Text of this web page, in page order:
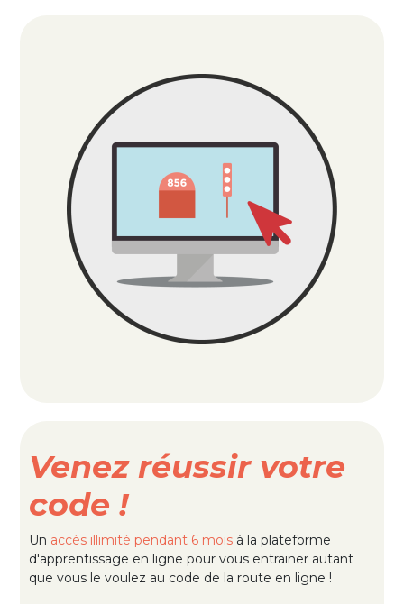
Venez réussir votre
code !
Un accès illimité pendant 6 mois à la plateforme
d'apprentissage en ligne pour vous entrainer autant
que vous le voulez au code de la route en ligne !